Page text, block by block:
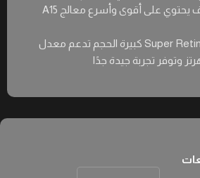
ولا خلاف على أن الهاتف يحتوي على أقوى وأسرع معالج A15
شاشة Super Retina XDR OLED كبيرة الحجم تدعم معدل